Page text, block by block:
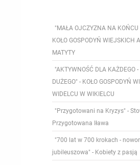
"MAŁA OJCZYZNA NA KOŃCU
KOŁO GOSPODYŃ WIEJSKICH
MATYTY
"AKTYWNOŚĆ DLA KAŻDEGO -
DUŻEGO" - KOŁO GOSPODYŃ
WIDELCU W WIKIELCU
"Przygotowani na Kryzys" -
Przygotowana Iława
"700 lat w 700 krokach -
jubileuszowa" - Kobiety z pasją